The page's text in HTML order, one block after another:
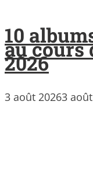
10
au cours
2026
3 août 20263